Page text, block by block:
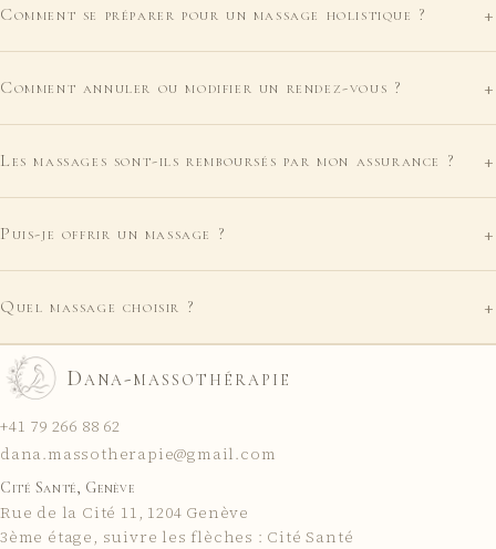
Comment se préparer pour un massage holistique ? +
Comment annuler ou modifier un rendez-vous ? +
Les massages sont-ils remboursés par mon assurance ? +
Puis-je offrir un massage ? +
Quel massage choisir ? +
Dana-massothérapie
+41 79 266 88 62
dana.massotherapie@gmail.com
Cité Santé, Genève
Rue de la Cité 11, 1204 Genève
3ème étage, suivre les flèches : Cité Santé